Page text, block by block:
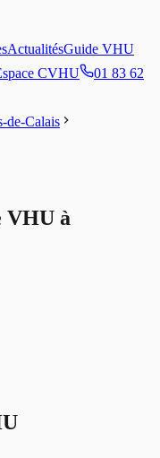
ActualitésGuide VHU
CVHU
01 83 62
de-Calais
à